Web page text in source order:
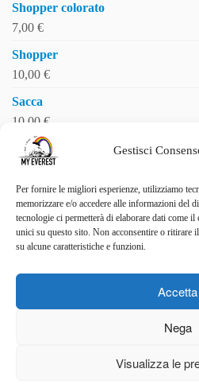
Gestisci
Per fornire le migliori esperienze, utilizziamo
memorizzare e/o accedere alle informazioni del
tecnologie ci permetterà di elaborare dati come
unici su questo sito. Non acconsentire o ritirare
su alcune caratteristiche e funzioni.
Accetta
Nega
Visualizza le
Shopper colorato
7,00 €
Shopper
10,00 €
Sacca
10,00 €
Vuoi essere uno
LEGGI I
La malattia
STAI
Sostieni anche tu la ricerca